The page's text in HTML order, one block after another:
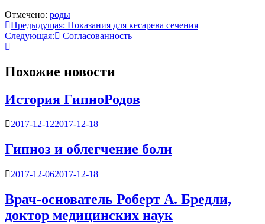
Отмечено: роды
Навигация
по
Предыдущая: Показания для кесарева сечения
Следующая:
Согласованность
Похожие новости
История ГипноРодов
2017-12-122017-12-18
Гипноз и облегчение боли
2017-12-062017-12-18
Врач-основатель Роберт А. Бредли,
доктор медицинских наук